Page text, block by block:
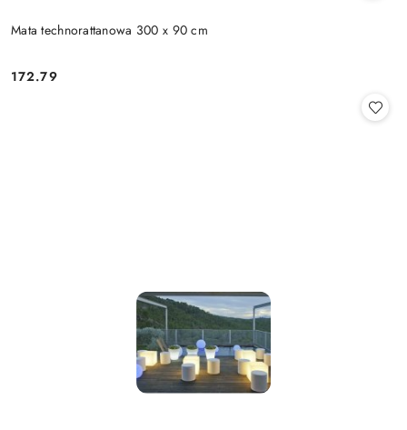
Mata technorattanowa 300 x 90 cm
Cena:
172.79